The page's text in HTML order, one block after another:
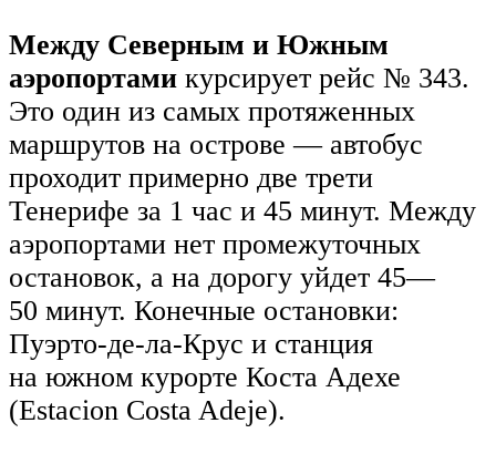
Между Северным и Южным
аэропортами курсирует рейс № 343.
Это один из самых протяженных
маршрутов на острове — автобус
проходит примерно две трети
Тенерифе за 1 час и 45 минут. Между
аэропортами нет промежуточных
остановок, а на дорогу уйдет 45—
50 минут. Конечные остановки:
Пуэрто-де-ла-Круc и станция
на южном курорте Коста Адехе
(Estacion Costa Adeje).